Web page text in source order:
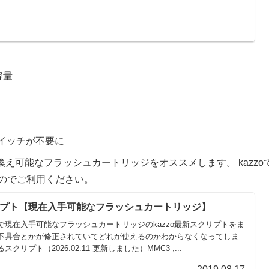
量
ッチが不要に
可能なフラッシュカートリッジをオススメします。 kazzo
ご利用ください。
ト【現在入手可能なフラッシュカートリッジ】
現在入手可能なフラッシュカートリッジのkazzo最新スクリプトをま
具合とかが修正されていてどれが使えるのかわからなくなってしま
クリプト（2026.02.11 更新しました）MMC3 ,...